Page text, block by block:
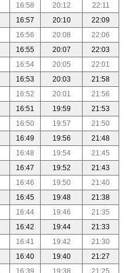
16:58 20:12
22:11
16:57 20:10
22:09
16:56 20:08
22:06
16:55 20:07
22:03
16:54 20:05
22:01
16:53 20:03
21:58
16:52 20:01
21:56
16:51 19:59
21:53
16:50 19:57
21:50
16:49 19:56
21:48
16:48 19:54
21:45
16:47 19:52
21:43
16:46 19:50
21:40
16:45 19:48
21:38
16:44 19:46
21:35
16:42 19:44
21:33
16:41 19:42
21:30
16:40 19:40
21:27
16:39 19:38 21:25